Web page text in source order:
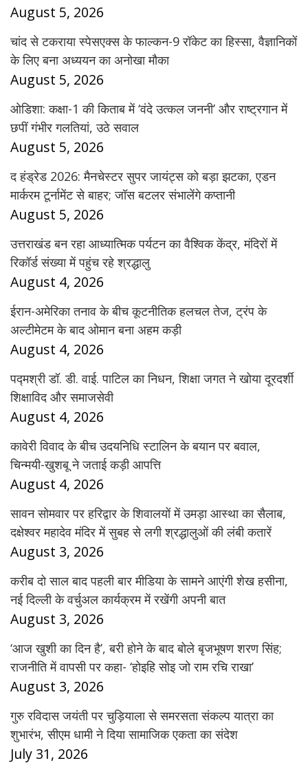
August 5, 2026
चांद से टकराया स्पेसएक्स के फाल्कन-9 रॉकेट का हिस्सा, वैज्ञानिकों
के लिए बना अध्ययन का अनोखा मौका
August 5, 2026
ओडिशा: कक्षा-1 की किताब में ‘वंदे उत्कल जननी’ और राष्ट्रगान में
छपीं गंभीर गलतियां, उठे सवाल
August 5, 2026
द हंड्रेड 2026: मैनचेस्टर सुपर जायंट्स को बड़ा झटका, एडन
मार्करम टूर्नामेंट से बाहर; जॉस बटलर संभालेंगे कप्तानी
August 5, 2026
उत्तराखंड बन रहा आध्यात्मिक पर्यटन का वैश्विक केंद्र, मंदिरों में
रिकॉर्ड संख्या में पहुंच रहे श्रद्धालु
August 4, 2026
ईरान-अमेरिका तनाव के बीच कूटनीतिक हलचल तेज, ट्रंप के
अल्टीमेटम के बाद ओमान बना अहम कड़ी
August 4, 2026
पद्मश्री डॉ. डी. वाई. पाटिल का निधन, शिक्षा जगत ने खोया दूरदर्शी
शिक्षाविद और समाजसेवी
August 4, 2026
कावेरी विवाद के बीच उदयनिधि स्टालिन के बयान पर बवाल,
चिन्मयी-खुशबू ने जताई कड़ी आपत्ति
August 4, 2026
सावन सोमवार पर हरिद्वार के शिवालयों में उमड़ा आस्था का सैलाब,
दक्षेश्वर महादेव मंदिर में सुबह से लगी श्रद्धालुओं की लंबी कतारें
August 3, 2026
करीब दो साल बाद पहली बार मीडिया के सामने आएंगी शेख हसीना,
नई दिल्ली के वर्चुअल कार्यक्रम में रखेंगी अपनी बात
August 3, 2026
‘आज खुशी का दिन है’, बरी होने के बाद बोले बृजभूषण शरण सिंह;
राजनीति में वापसी पर कहा- ‘होइहि सोइ जो राम रचि राखा’
August 3, 2026
गुरु रविदास जयंती पर चुड़ियाला से समरसता संकल्प यात्रा का
शुभारंभ, सीएम धामी ने दिया सामाजिक एकता का संदेश
July 31, 2026